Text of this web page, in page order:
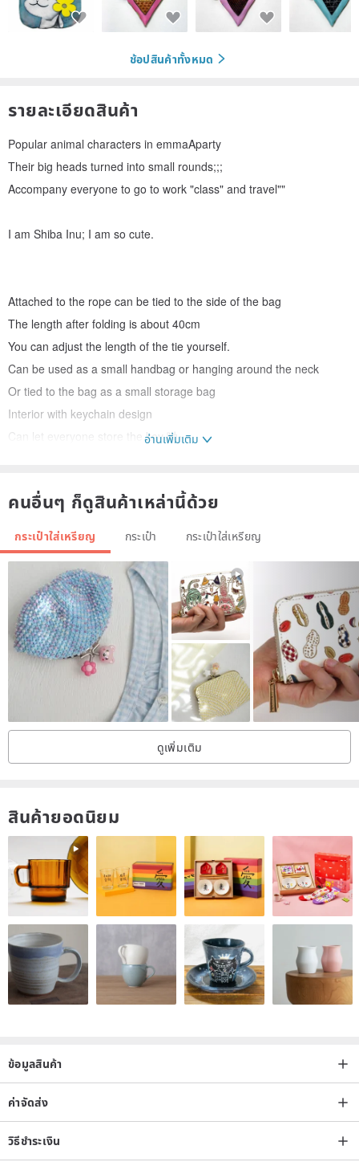
ช้อปสินค้าทั้งหมด
รายละเอียดสินค้า
Popular animal characters in emmaAparty
Their big heads turned into small rounds;;;
Accompany everyone to go to work "class" and travel""
I am Shiba Inu; I am so cute.
Attached to the rope can be tied to the side of the bag
The length after folding is about 40cm
You can adjust the length of the tie yourself.
Can be used as a small handbag or hanging around the neck
Or tied to the bag as a small storage bag
Interior with keychain design
Can let everyone store the key 呦~
Illustration small round bag is made of Japanese cotton cloth
side.
Size diameter is about 14 cm plus or minus 2
Because it is hand-cut and sewn
So each size will have some slight error
Is a normal situation
If you don't mind, please place an order喔
welcome
Origin / manufacturing methods
อ่านเพิ่มเติม
คนอื่นๆ ก็ดูสินค้าเหล่านี้ด้วย
กระเป๋าใส่เหรียญ กระเป๋า กระเป๋าใส่เหรียญ
ดูเพิ่มเติม
สินค้ายอดนิยม
ข้อมูลสินค้า
ค่าจัดส่ง
วิธีชำระเงิน